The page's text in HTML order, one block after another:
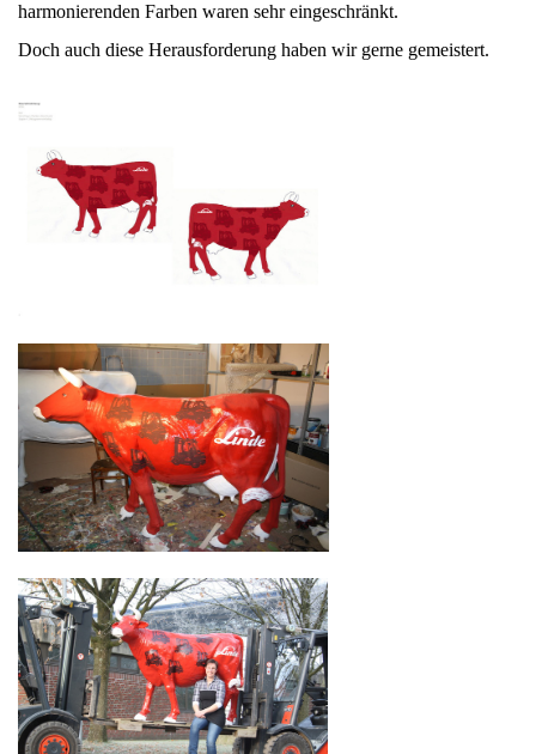
harmonierenden Farben waren sehr eingeschränkt.
Doch auch diese Herausforderung haben wir gerne gemeistert.